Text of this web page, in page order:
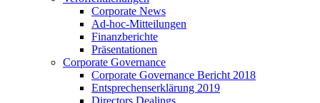
Corporate News
Ad-hoc-Mitteilungen
Finanzberichte
Präsentationen
Corporate Governance
Corporate Governance Bericht 2018
Entsprechenserklärung 2019
Directors Dealings